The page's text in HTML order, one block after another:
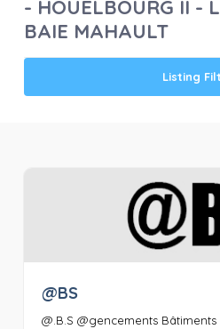
- HOUELBOURG II -
BAIE MAHAULT
Listing
@BS
@.B.S @gencements Bâtiments